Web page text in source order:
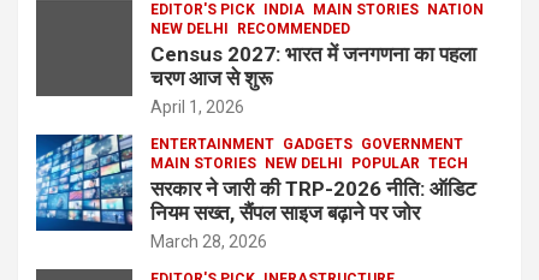
EDITOR'S PICK INDIA MAIN STORIES
NATION
NEW DELHI
RECOMMENDED
Census 2027: भारत में जनगणना का पहला
चरण आज से शुरू
April 1, 2026
ENTERTAINMENT GADGETS GOVERNMENT
MAIN STORIES
NEW DELHI POPULAR TECH
सरकार ने जारी की TRP-2026 नीति: ऑडिट
नियम सख्त, सैंपल साइज बढ़ाने पर जोर
March 28, 2026